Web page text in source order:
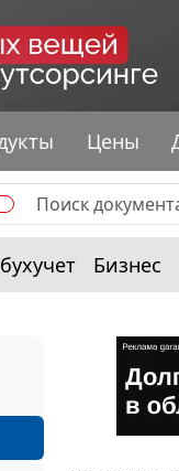
Цены
Бизнес